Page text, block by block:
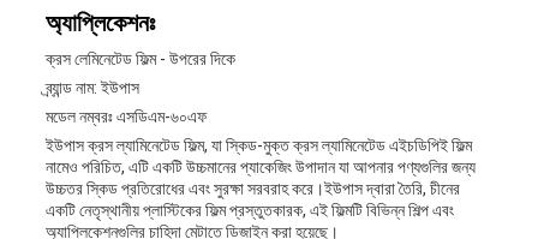
অ্যাপ্লিকেশনঃ
ক্রস লেমিনেটেড ফিল্ম - উপরের দিকে
ব্র্যান্ড নাম: ইউপাস
মডেল নম্বরঃ এসডিএম-৬০এফ
ইউপাস ক্রস ল্যামিনেটেড ফিল্ম, যা স্কিড-মুক্ত ক্রস ল্যামিনেটেড এইচডিপিই ফিল্ম
নামেও পরিচিত, এটি একটি উচ্চমানের প্যাকেজিং উপাদান যা আপনার পণ্যগুলির জন্য
উচ্চতর স্কিড প্রতিরোধের এবং সুরক্ষা সরবরাহ করে।ইউপাস দ্বারা তৈরি, চীনের
একটি নেতৃস্থানীয় প্লাস্টিকের ফিল্ম প্রস্তুতকারক, এই ফিল্মটি বিভিন্ন শিল্প এবং
অ্যাপ্লিকেশনগুলির চাহিদা মেটাতে ডিজাইন করা হয়েছে।